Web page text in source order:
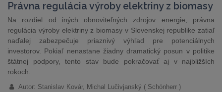
Právna regulácia výroby elektriny z biomasy
Na rozdiel od iných obnoviteľných zdrojov energie, právna
regulácia výroby elektriny z biomasy v Slovenskej republike zatiaľ
naďalej zabezpečuje priaznivý výhľad pre potenciálnych
investorov. Pokiaľ nenastane žiadny dramatický posun v politike
štátnej podpory, tento stav bude pokračovať aj v najbližších
rokoch.
Autor: Stanislav Kovár, Michal Lučivjanský ( Schönherr )